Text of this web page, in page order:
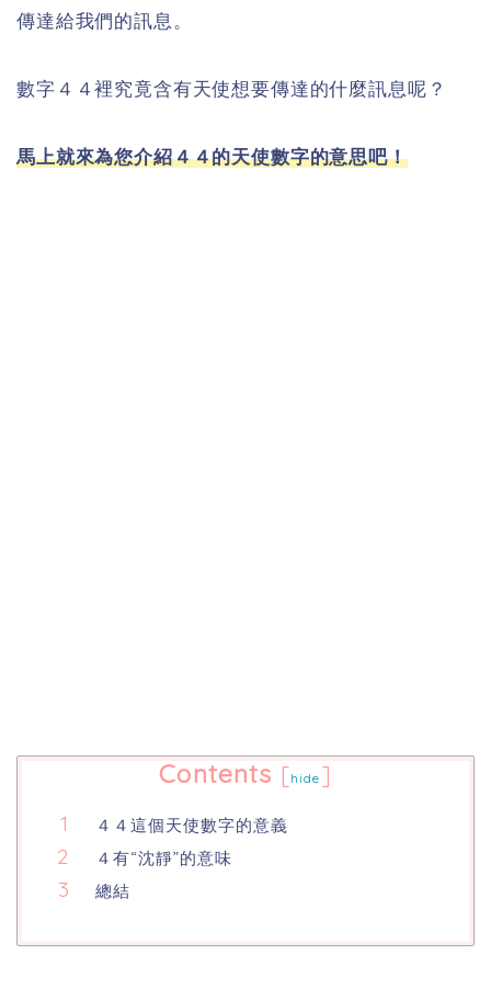
傳達給我們的訊息。
數字４４裡究竟含有天使想要傳達的什麼訊息呢？
馬上就來為您介紹４４的天使數字的意思吧！
Contents [hide ]
４４這個天使數字的意義
４有“沈靜”的意味
總結